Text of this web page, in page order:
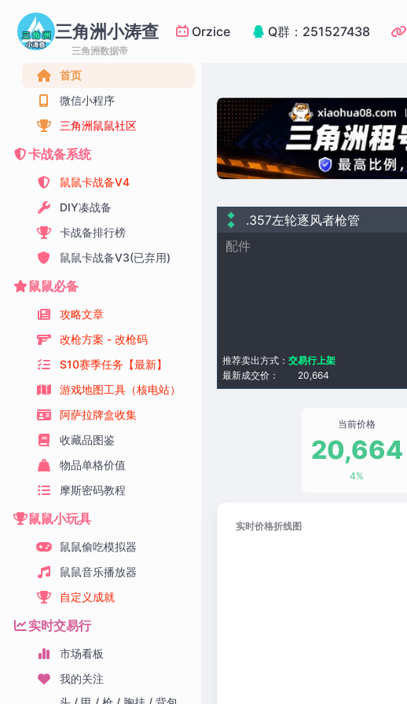
三角洲小涛查
三角洲数据帝
Orzice Q群：251527438
首页
微信小程序
三角洲鼠鼠社区
卡战备系统
鼠鼠卡战备V4
DIY凑战备
卡战备排行榜
鼠鼠卡战备V3(已弃用)
鼠鼠必备
攻略文章
改枪方案 - 改枪码
S10赛季任务【最新】
游戏地图工具（核电站）
阿萨拉牌盒收集
收藏品图鉴
物品单格价值
摩斯密码教程
鼠鼠小玩具
鼠鼠偷吃模拟器
鼠鼠音乐播放器
自定义成就
实时交易行
市场看板
我的关注
.357左轮逐风者枪管
配件
最新成交价： 20,664
推荐卖出方式： 交易行上架
当前价格
20,664
4%
实时价格折线图